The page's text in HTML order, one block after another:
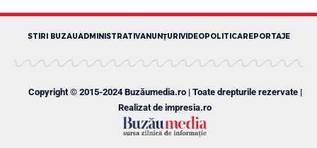
STIRI BUZAUADMINISTRATIVANUNȚURI VIDEOPOLITICAREPORTAJE
Copyright © 2015-2024 Buzăumedia.ro | Toate drepturile rezervate |
Realizat de impresia.ro